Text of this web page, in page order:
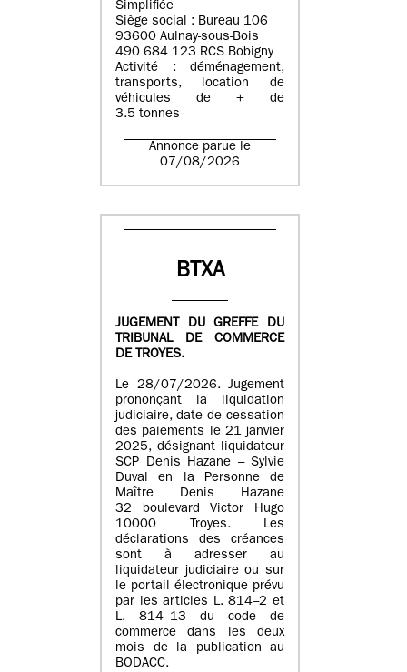
Simplifiée
Siège social : Bureau 106
93600 Aulnay-sous-Bois
490 684 123 RCS Bobigny
Activité : déménagement,
transports, location de
véhicules de + de
3.5 tonnes
Annonce parue le
07/08/2026
BTXA
JUGEMENT DU GREFFE DU
TRIBUNAL DE COMMERCE
DE TROYES.
Le 28/07/2026. Jugement
prononçant la liquidation
judiciaire, date de cessation
des paiements le 21 janvier
2025, désignant liquidateur
SCP Denis Hazane – Sylvie
Duval en la Personne de
Maître Denis Hazane
32 boulevard Victor Hugo
10000 Troyes. Les
déclarations des créances
sont à adresser au
liquidateur judiciaire ou sur
le portail électronique prévu
par les articles L. 814–2 et
L. 814–13 du code de
commerce dans les deux
mois de la publication au
BODACC.